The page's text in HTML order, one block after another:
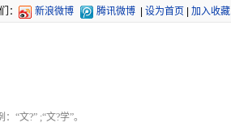
： 新浪微博 腾讯微博 设为首页 加入收藏
“文?” ;“文?学”。